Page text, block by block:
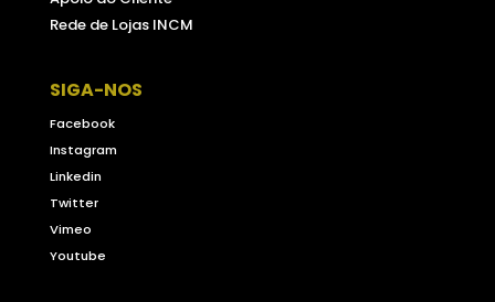
Rede de Lojas INCM
SIGA-NOS
Facebook
Instagram
Linkedin
Twitter
Vimeo
Youtube